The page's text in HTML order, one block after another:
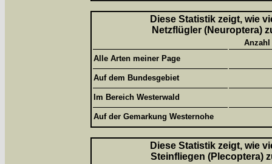
Diese Statistik zeigt, wie
Netzflügler (Neuroptera)
Alle Arten meiner Page
Auf dem Bundesgebiet
Im Bereich Westerwald
Auf der Gemarkung Westernohe
Diese Statistik zeigt, wie
Steinfliegen (Plecoptera)